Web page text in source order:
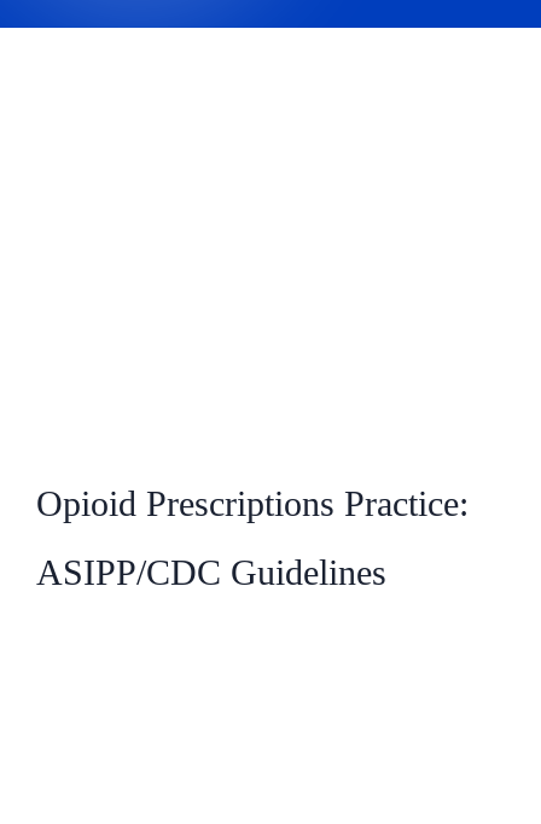
Opioid Prescriptions Practice:
ASIPP/CDC Guidelines